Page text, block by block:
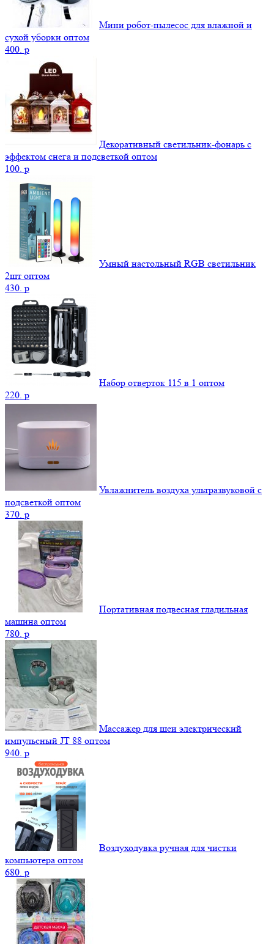
Мини робот-пылесос для влажной и
сухой уборки оптом
400. p
Декоративный светильник-фонарь с
эффектом снега и подсветкой оптом
100. p
Умный настольный RGB светильник
2шт оптом
430. p
Набор отверток 115 в 1 оптом
220. p
Увлажнитель воздуха ультразвуковой с
подсветкой оптом
370. p
Портативная подвесная гладильная
машина оптом
780. p
Массажер для шеи электрический
импульсный JT 88 оптом
940. p
Воздуходувка ручная для чистки
компьютера оптом
680. p